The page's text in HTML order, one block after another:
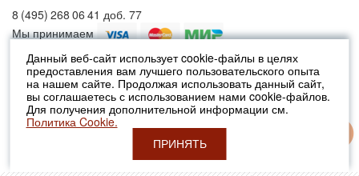
Данный веб-сайт использует cookie-файлы в целях
предоставления вам лучшего пользовательского опыта
на нашем сайте. Продолжая использовать данный сайт,
вы соглашаетесь с использованием нами cookie-файлов.
Для получения дополнительной информации см.
Политика Cookie.
ПРИНЯТЬ
8 (495) 268 06 41 доб. 77
Мы принимаем
© 2010-2026 Москерам
Указанные на сайте цены не являются публичной офертой (ст.435 ГК
РФ).
Стоимость и наличие товара просьба уточнять в офисах продаж....